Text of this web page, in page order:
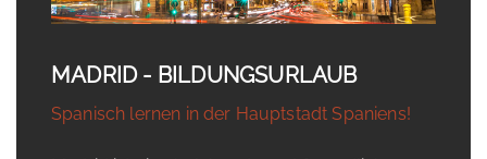
MADRID - BILDUNGSURLAUB
Spanisch lernen in der Hauptstadt Spaniens!